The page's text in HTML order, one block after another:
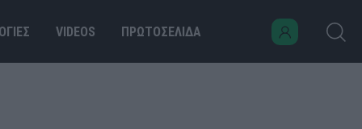
VIDEOS ΠΡΩΤΟΣΕΛΙΔΑ